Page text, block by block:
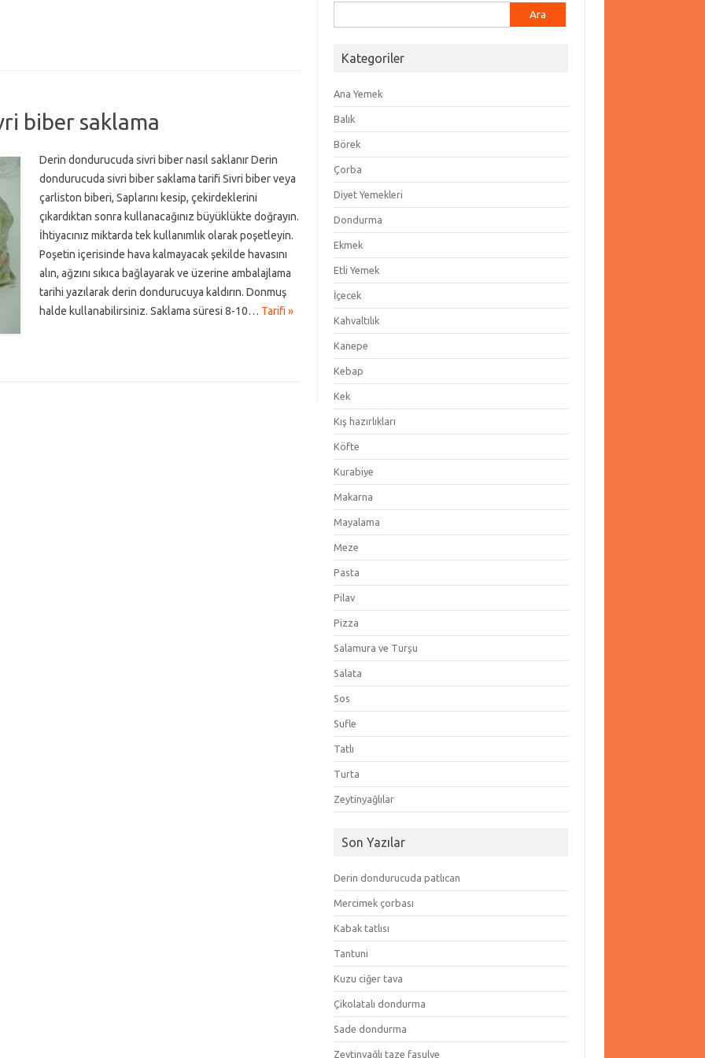
biber saklama
Derin dondurucuda sivri biber nasıl saklanır Derin
dondurucuda sivri biber saklama tarifi Sivri biber veya
çarliston biberi, Saplarını kesip, çekirdeklerini
çıkardıktan sonra kullanacağınız büyüklükte doğrayın.
İhtiyacınız miktarda tek kullanımlık olarak poşetleyin.
Poşetin içerisinde hava kalmayacak şekilde havasını
alın, ağzını sıkıca bağlayarak ve üzerine ambalajlama
tarihi yazılarak derin dondurucuya kaldırın. Donmuş
halde kullanabilirsiniz. Saklama süresi 8-10… Tarifi »
Kategoriler
Ana Yemek
Balık
Börek
Çorba
Diyet Yemekleri
Dondurma
Ekmek
Etli Yemek
İçecek
Kahvaltılık
Kanepe
Kebap
Kek
Kış hazırlıkları
Köfte
Kurabiye
Makarna
Mayalama
Meze
Pasta
Pilav
Pizza
Salamura ve Turşu
Salata
Sos
Sufle
Tatlı
Turta
Zeytinyağlılar
Son Yazılar
Derin dondurucuda patlıcan
Mercimek çorbası
Kabak tatlısı
Tantuni
Kuzu ciğer tava
Çikolatalı dondurma
Sade dondurma
Zeytinyağlı taze fasulye